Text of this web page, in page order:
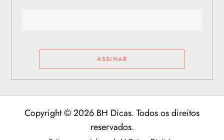
Copyright © 2026 BH Dicas. Todos os direitos
reservados.